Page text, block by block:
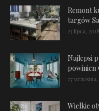
Remont
targów
23 lipca, 2018
Najlepsi
powinien
27 września,
Wielkie